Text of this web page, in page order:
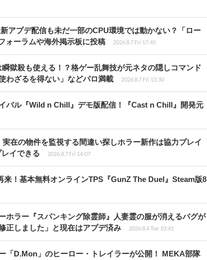
アプデ配信も未だ一部のCPU環境では動かない？「ロー
ォーラムや海外掲示板に投稿
2026.8.7 Fri 17:45
獄殺も使える！？格ゲー乱舞技が元ネタの隠しコマンド
わざるを得ない」などパロ満載
2026.8.7 Fri 13:30
バル『Wild n Chill』デモ版配信！『Cast n Chill』開発元
実在の物件を監視する間違い探しホラー新作は協力プレイ
イできる
2026.8.7 Fri 14:07
！基本無料オンラインTPS『GunZ The Duel』Steam版8
ラー『スパンキング除霊師』人妻霊の服が消えるバグが
正しました」と現在はアプデ済み
2026.8.4 Tue 10:41
「D.Mon」のヒーロー・トレイラーが公開！ MEKA部隊